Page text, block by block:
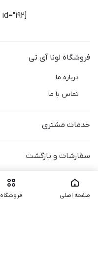
[mc4wp_form id="192"]
فروشگاه لونا آی تی
درباره ما
تماس با ما
خدمات مشتری
سفارشات و بازگشت
صفحه اصلی فروشگاه